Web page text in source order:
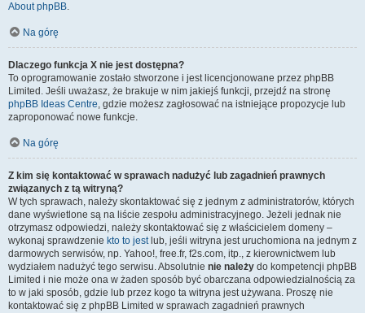
About phpBB.
Na górę
Dlaczego funkcja X nie jest dostępna?
To oprogramowanie zostało stworzone i jest licencjonowane przez phpBB
Limited. Jeśli uważasz, że brakuje w nim jakiejś funkcji, przejdź na stronę
phpBB Ideas Centre, gdzie możesz zagłosować na istniejące propozycje lub
zaproponować nowe funkcje.
Na górę
Z kim się kontaktować w sprawach nadużyć lub zagadnień prawnych
związanych z tą witryną?
W tych sprawach, należy skontaktować się z jednym z administratorów, których
dane wyświetlone są na liście zespołu administracyjnego. Jeżeli jednak nie
otrzymasz odpowiedzi, należy skontaktować się z właścicielem domeny –
wykonaj sprawdzenie kto to jestlub, jeśli witryna jest uruchomiona na jednym z
darmowych serwisów, np. Yahoo!, free.fr, f2s.com, itp., z kierownictwem lub
wydziałem nadużyć tego serwisu. Absolutnie nie należy do kompetencji phpBB
Limited i nie może ona w żaden sposób być obarczana odpowiedzialnością za
to w jaki sposób, gdzie lub przez kogo ta witryna jest używana. Proszę nie
kontaktować się z phpBB Limited w sprawach zagadnień prawnych